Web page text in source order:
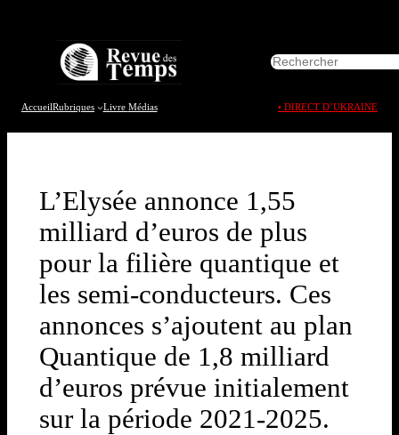
R
e
r
AccueilRubriques Livre Médias • DIRECT D’UKRAINE
L’Elysée annonce 1,55
milliard d’euros de plus
pour la filière quantique et
les semi-conducteurs. Ces
annonces s’ajoutent au plan
Quantique de 1,8 milliard
d’euros prévue initialement
sur la période 2021-2025.